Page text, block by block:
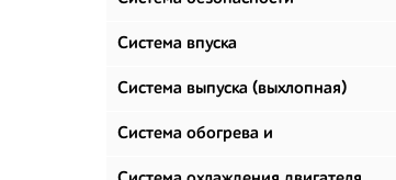
Система впуска
Система выпуска (выхлопная)
Система обогрева и